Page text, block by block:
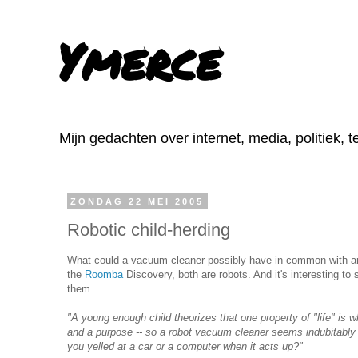
Ymerce
Mijn gedachten over internet, media, politiek,
ZONDAG 22 MEI 2005
Robotic child-herding
What could a vacuum cleaner possibly have in common with
the Roomba Discovery, both are robots. And it's interesting to
them.
"A young enough child theorizes that one property of "life" is
and a purpose -- so a robot vacuum cleaner seems
you yelled at a car or a computer when it acts up?"